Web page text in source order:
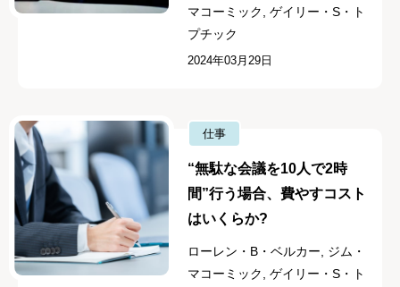
マコーミック, ゲイリー・S・ト
プチック
2024年03月29日
仕事
“無駄な会議を10人で2時
間”行う場合、費やすコスト
はいくらか?
ローレン・B・ベルカー, ジム・
マコーミック, ゲイリー・S・ト